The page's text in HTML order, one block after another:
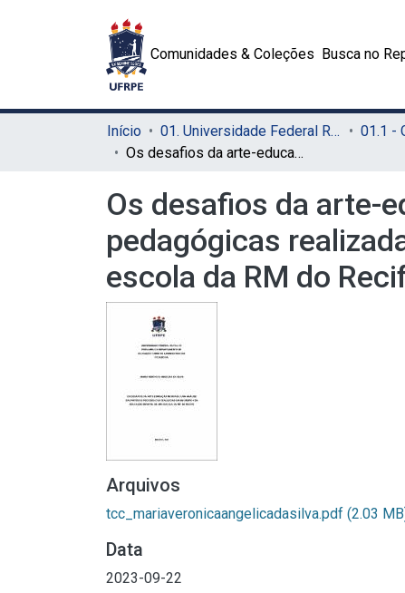
Comunidades & Coleções Busca no
Início 01. Universidade Federal Rural de Pernambuco - UFRPE (Sede) 01.1 -
Os desafios da arte-educação no Brasil: uma análise das práticas pedagógicas realizadas em um grupo 4º da educação infantil de uma escola da RM do Recife
Os desafios da arte-
pedagógicas
escola da RM do
Arquivos
tcc_mariaveronicaangelicadasilva.pdf (2.03
Data
2023-09-22